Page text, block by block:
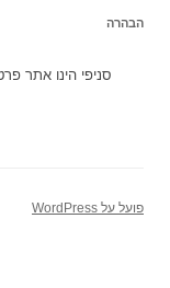
הבהרה
סניפי הינו אתר
פועל על WordPress